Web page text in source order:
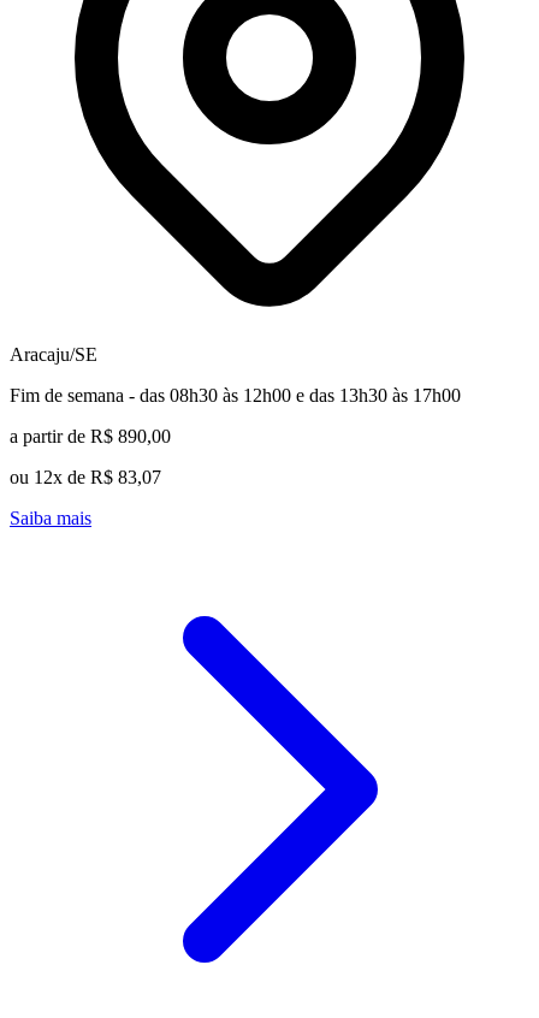
Aracaju/SE
Fim de semana - das 08h30 às 12h00 e das 13h30 às 17h00
a partir de R$ 890,00
ou 12x de R$ 83,07
Saiba mais